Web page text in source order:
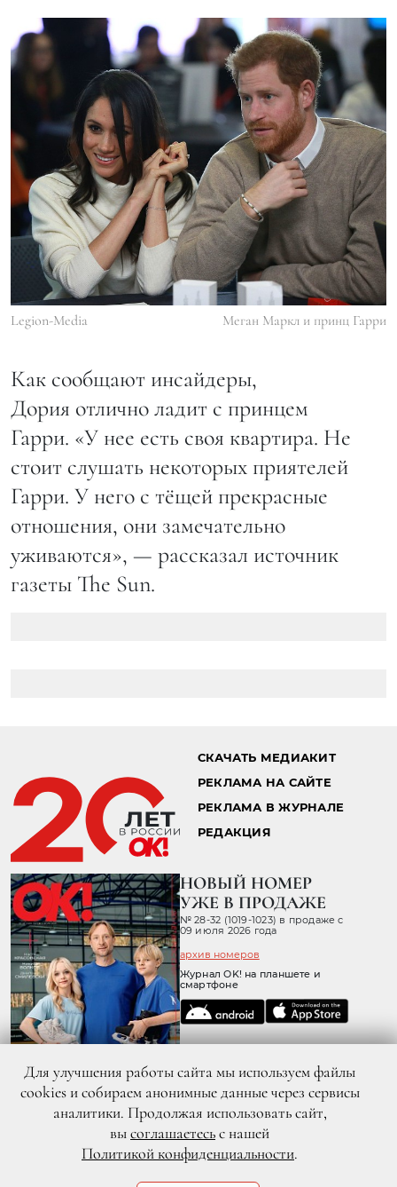
Legion-Media Меган Маркл и принц Гарри
Как сообщают инсайдеры,
Дория отлично ладит с принцем
Гарри. «У нее есть своя квартира. Не
стоит слушать некоторых приятелей
Гарри. У него с тёщей прекрасные
отношения, они замечательно
уживаются», — рассказал источник
газеты The Sun.
СКАЧАТЬ МЕДИАКИТ
РЕКЛАМА НА САЙТЕ
РЕКЛАМА В ЖУРНАЛЕ
РЕДАКЦИЯ
НОВЫЙ НОМЕР
УЖЕ В ПРОДАЖЕ
№ 28-32 (1019-1023) в продаже с
09 июля 2026 года
архив номеров
Журнал OK! на планшете и
смартфоне
© 2026 ООО «ХИТ ТВ» Все права защищены. 16+
Для улучшения работы сайта мы используем файлы
cookies и собираем анонимные данные через сервисы
аналитики. Продолжая использовать сайт,
высоглашаетесьс нашей
Политикой конфиденциальности.